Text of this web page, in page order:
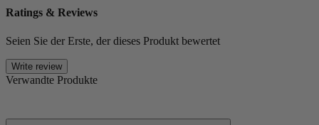
Ratings & Reviews
Seien Sie der Erste, der dieses Produkt bewertet
Write review
Verwandte Produkte